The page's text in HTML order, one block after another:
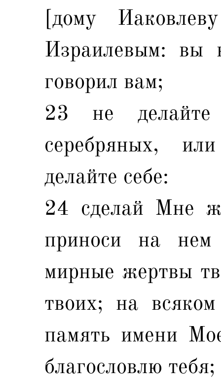
[дому
Израилевым: вы
говорил вам;
23 не
серебряных,
делайте себе:
24 сделай Мне
приноси на
мирные жертвы
твоих; на
память имени
благословлю тебя;